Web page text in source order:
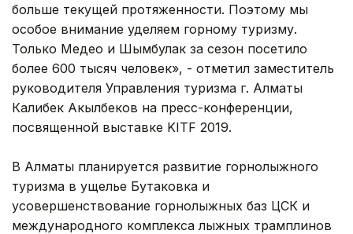
больше текущей протяженности. Поэтому мы
особое внимание уделяем горному туризму.
Только Медео и Шымбулак за сезон посетило
более 600 тысяч человек», - отметил заместитель
руководителя Управления туризма г. Алматы
Калибек Акылбеков на пресс-конференции,
посвященной выставке KITF 2019.
В Алматы планируется развитие горнолыжного
туризма в ущелье Бутаковка и
усовершенствование горнолыжных баз ЦСК и
международного комплекса лыжных трамплинов